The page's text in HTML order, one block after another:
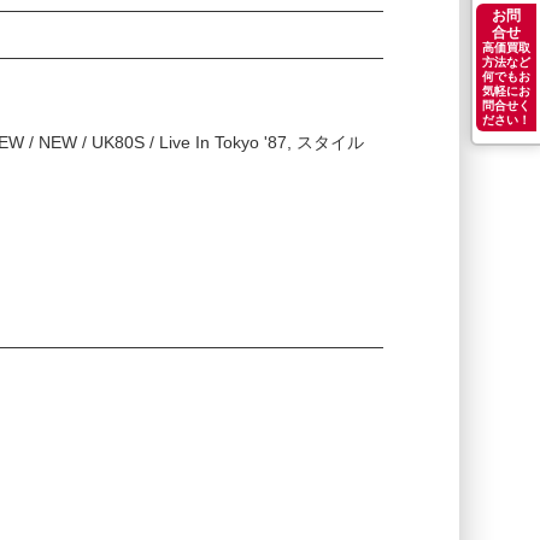
お問
合せ
高価買取
方法など
何でもお
気軽にお
問合せく
ださい！
/ NEW / UK80S / Live In Tokyo '87, スタイル